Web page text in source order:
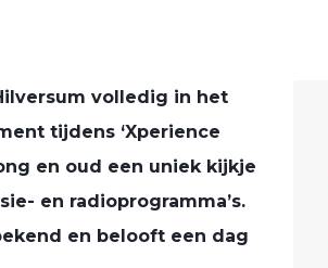
volledig in het
tijdens ‘Xperience
en oud een uniek kijkje
en radioprogramma’s.
en belooft een dag